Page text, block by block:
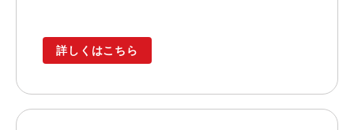
詳しくはこちら